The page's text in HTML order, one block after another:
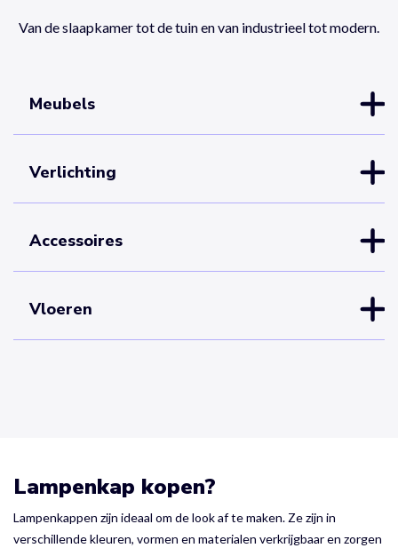
Van de slaapkamer tot de tuin en van industrieel tot modern.
Meubels
Verlichting
Accessoires
Vloeren
Lampenkap kopen?
Lampenkappen zijn ideaal om de look af te maken. Ze zijn in
verschillende kleuren, vormen en materialen verkrijgbaar en zorgen